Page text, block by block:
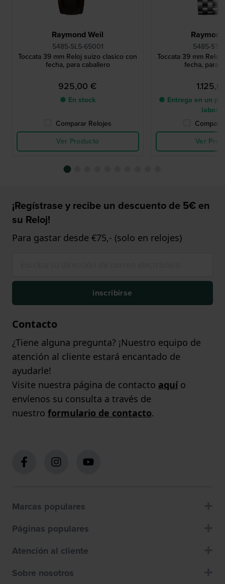
Raymond Weil
5485-SL5-65001
Toccata 39 mm Reloj suizo clasico con
fecha, para caballero
925,00 €
● En stock
Comparar Relojes
Ver Producto
5485-ST-
Toccata 39 mm
fecha, para
● Entrega en un
Ver
¡Regístrase y recibe un descuento de 5€ en
su Reloj!
Para gastar desde €75,- (solo en relojes)
inscribirse
Contacto
¿Tiene alguna pregunta? ¡Nuestro equipo de
atención al cliente estará encantado de
ayudarle!
Visite nuestra página de contacto aquío
envíenos su consulta a través de
nuestro formulario de contacto.
Marcas populares
Páginas populares
Atención al cliente
Sobre nosotros